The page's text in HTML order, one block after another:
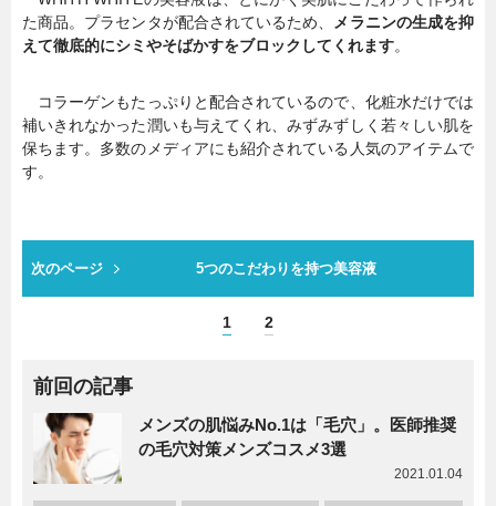
た商品。プラセンタが配合されているため、
メラニンの生成を抑
えて徹底的にシミやそばかすをブロックしてくれます。
コラーゲンもたっぷりと配合されているので、化粧水だけでは
補いきれなかった潤いも与えてくれ、みずみずしく若々しい肌を
保ちます。多数のメディアにも紹介されている人気のアイテムで
す。
次のページ 5つのこだわりを持つ美容液
1 2
前回の記事
メンズの肌悩みNo.1は「毛穴」。医師推奨
の毛穴対策メンズコスメ3選
2021.01.04